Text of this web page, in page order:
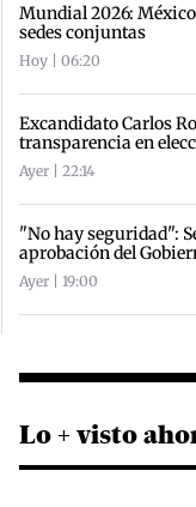
Mundial 2026:
sedes conjuntas
Hoy | 06:20
Excandidato Carlos
transparencia en
Ayer | 22:14
"No hay seguridad":
aprobación del
Ayer | 19:00
Lo + visto